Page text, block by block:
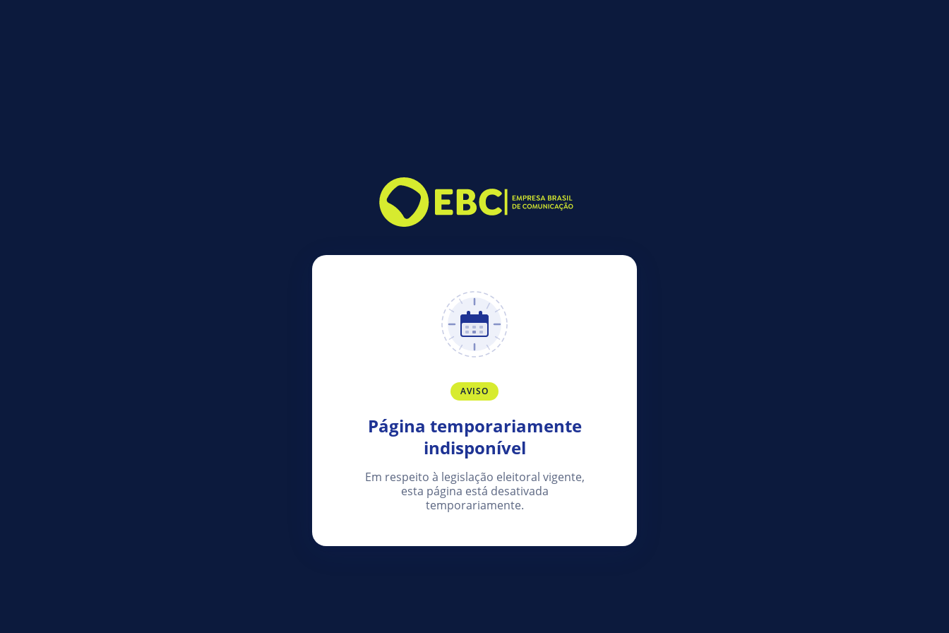
AVISO
Página temporariamente
indisponível
Em respeito à legislação eleitoral vigente,
esta página está desativada
temporariamente.